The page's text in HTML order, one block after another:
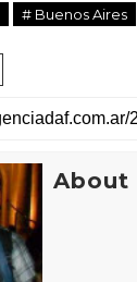
# Buenos Aires
About